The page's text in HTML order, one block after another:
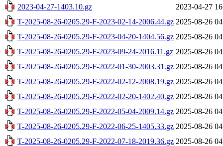
2023-04-27-1403.10.gz
2023-04-27
T-2025-08-26-0205.29-F-2023-02-14-2006.44.gz 2025-08-26
T-2025-08-26-0205.29-F-2023-04-20-1404.56.gz 2025-08-26
T-2025-08-26-0205.29-F-2023-09-24-2016.11.gz 2025-08-26
T-2025-08-26-0205.29-F-2022-01-30-2003.31.gz 2025-08-26
T-2025-08-26-0205.29-F-2022-02-12-2008.19.gz 2025-08-26
T-2025-08-26-0205.29-F-2022-02-20-1402.40.gz 2025-08-26
T-2025-08-26-0205.29-F-2022-05-04-2009.14.gz 2025-08-26
T-2025-08-26-0205.29-F-2022-06-25-1405.33.gz 2025-08-26
T-2025-08-26-0205.29-F-2022-07-18-2019.36.gz 2025-08-26